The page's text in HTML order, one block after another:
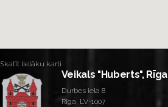
Skatīt lielāku karti
Veikals "Huberts", Rīga
Durbes iela 8
Rīga, LV-1007